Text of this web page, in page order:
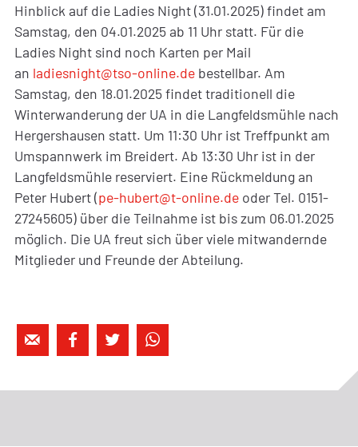
Hinblick auf die Ladies Night (31.01.2025) findet am
Samstag, den 04.01.2025 ab 11 Uhr statt. Für die
Ladies Night sind noch Karten per Mail
an ladiesnight@tso-online.debestellbar. Am
Samstag, den 18.01.2025 findet traditionell die
Winterwanderung der UA in die Langfeldsmühle nach
Hergershausen statt. Um 11:30 Uhr ist Treffpunkt am
Umspannwerk im Breidert. Ab 13:30 Uhr ist in der
Langfeldsmühle reserviert. Eine Rückmeldung an
Peter Hubert (pe-hubert@t-online.deoder Tel. 0151-
27245605) über die Teilnahme ist bis zum 06.01.2025
möglich. Die UA freut sich über viele mitwandernde
Mitglieder und Freunde der Abteilung.
   